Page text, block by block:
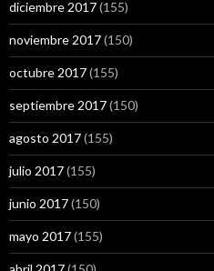
diciembre 2017(155)
noviembre 2017(150)
octubre 2017(155)
septiembre 2017(150)
agosto 2017(155)
julio 2017(155)
junio 2017(150)
mayo 2017(155)